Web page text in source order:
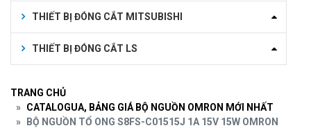
THIẾT BỊ ĐÓNG CẮT MITSUBISHI
THIẾT BỊ ĐÓNG CẮT LS
TRANG CHỦ
CATALOGUA, BẢNG GIÁ BỘ NGUỒN OMRON MỚI NHẤT
BỘ NGUỒN TỔ ONG S8FS-C01515J 1A 15V 15W OMRON